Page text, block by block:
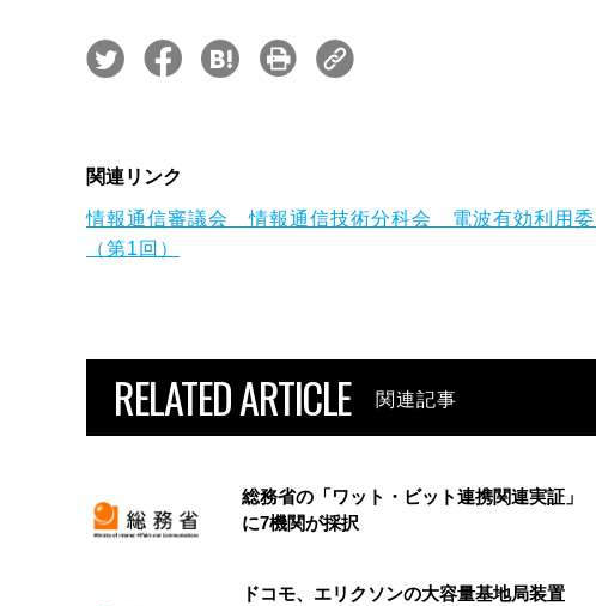
関連リンク
情報通信審議会 情報通信技術分科会 電波有効利用
（第1回）
RELATED ARTICLE 関連記事
総務省の「ワット・ビット連携関連実証」
に7機関が採択
ドコモ、エリクソンの大容量基地局装置